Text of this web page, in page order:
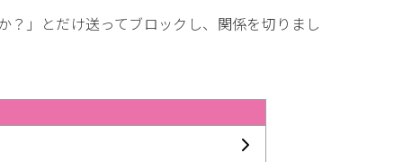
？」とだけ送ってブロックし、関係を切りまし